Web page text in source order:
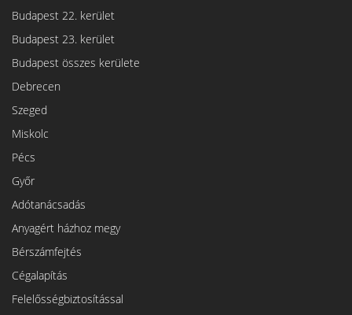
Budapest 22. kerület
Budapest 23. kerület
Budapest összes kerülete
Debrecen
Szeged
Miskolc
Pécs
Győr
Adótanácsadás
Anyagért házhoz megy
Bérszámfejtés
Cégalapítás
Felelősségbiztosítással